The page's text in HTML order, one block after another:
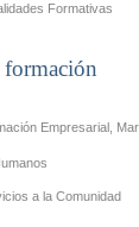
Formativas
formación
Empresarial,
a la Comunidad